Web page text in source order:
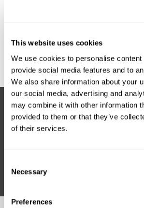
This website uses cookies
We use cookies to personalise content
provide social media features and to
We also share information about your
our social media, advertising and
may combine it with other information
provided to them or that they’ve
of their services.
Selection
Necessary
Preferences
spersonalizowaną pomoc. Jesteśmy
Skontaktuj się z
menedżerem
Subskrybuj nasz newsletter